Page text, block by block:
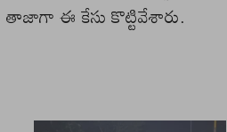
తాజాగా ఈ కేసు కొట్టివేశారు.